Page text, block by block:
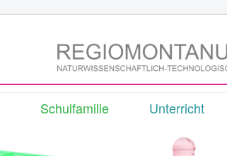
Schulfamilie Unterricht